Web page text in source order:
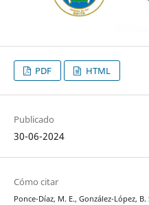
PDF HTML
Publicado
30-06-2024
Cómo citar
Ponce-Díaz, M. E., González-López,